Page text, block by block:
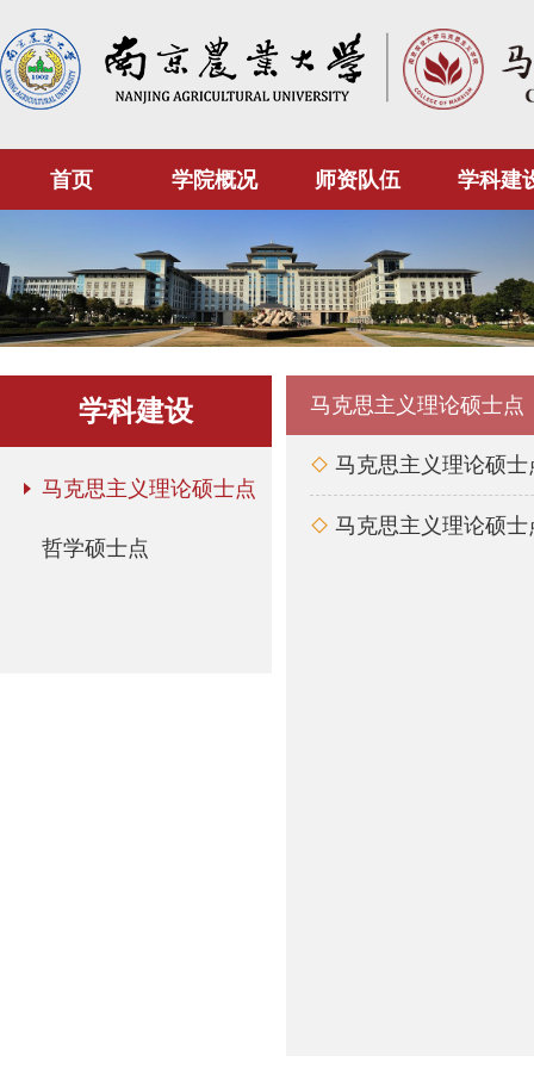
首页 学院概况 师资队伍 学科建
学科建设
马克思主义理论硕士点
哲学硕士点
马克思主义理论硕士点
 马克思主义理论硕
 马克思主义理论硕士